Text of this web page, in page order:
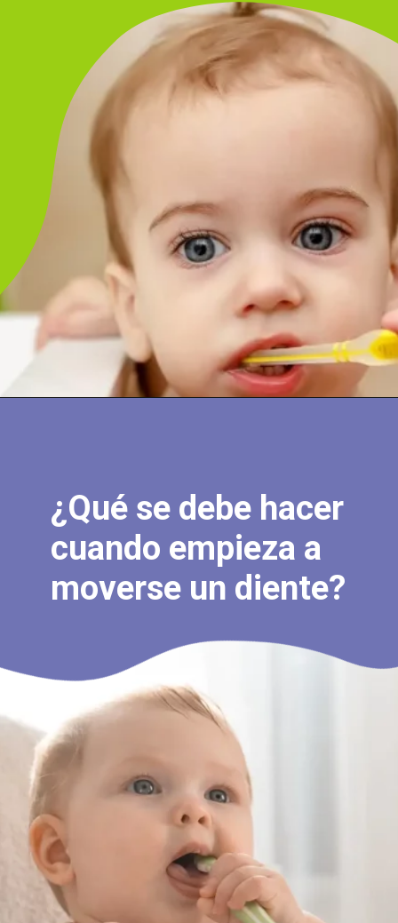
¿Qué se debe hacer
cuando empieza a
moverse un diente?